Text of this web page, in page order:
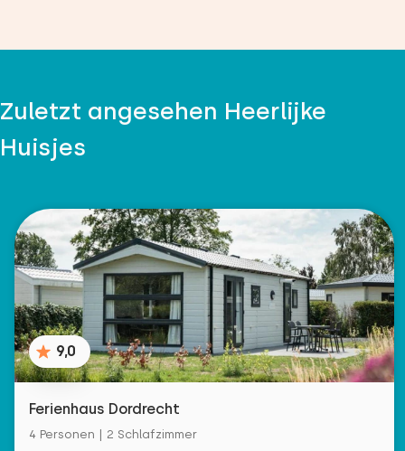
Zuletzt angesehen Heerlijke
Huisjes
9,0
Ferienhaus Dordrecht
4 Personen | 2 Schlafzimmer